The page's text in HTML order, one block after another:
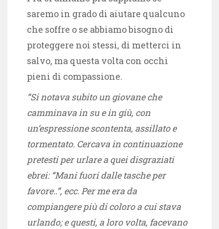
saremo in grado di aiutare qualcuno
che soffre o se abbiamo bisogno di
proteggere noi stessi, di metterci in
salvo, ma questa volta con occhi
pieni di compassione.
“Si notava subito un giovane che
camminava in su e in giù, con
un’espressione scontenta, assillato e
tormentato. Cercava in continuazione
pretesti per urlare a quei disgraziati
ebrei: “Mani fuori dalle tasche per
favore..”, ecc. Per me era da
compiangere più di coloro a cui stava
urlando; e questi, a loro volta, facevano